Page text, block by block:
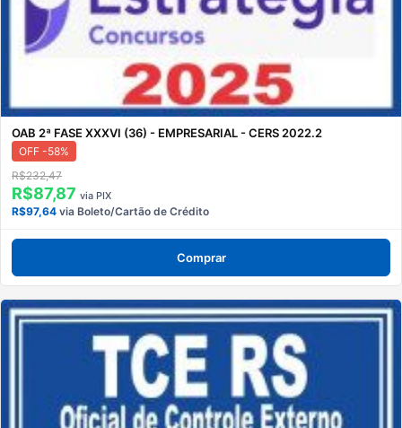
OAB 2ª FASE XXXVI (36) - EMPRESARIAL - CERS 2022.2
OFF -58%
R$232,47
R$87,87 via PIX
R$97,64 via Boleto/Cartão de Crédito
Comprar